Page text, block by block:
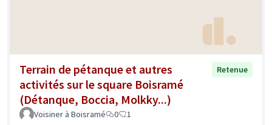
Terrain de pétanque et autres
activités sur le square Boisramé
(Détanque, Boccia, Molkky...)
Retenue
Voisiner à Boisramé 0 1